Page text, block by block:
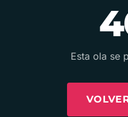
Esta ola se